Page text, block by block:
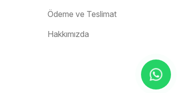
Ödeme ve Teslimat
Hakkımızda